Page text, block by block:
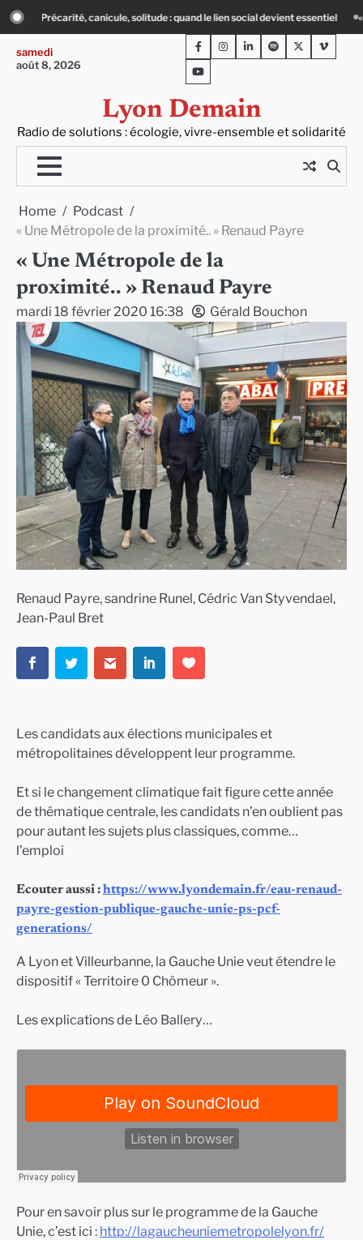
Skip
content
le lien social devient essentiel « Ça chauffe » : des acteurs du batiment
samedi
août 8, 2026
Lyon Demain
Radio de solutions : écologie, vivre-ensemble et solidarité
FacebookInstagram
LinkedInSpotifyTwitterViméo
Youtube
Home
Podcast
« Une Métropole de la proximité.. » Renaud Payre
« Une Métropole de la
proximité.. » Renaud Payre
mardi 18 février 2020 16:38 Gérald Bouchon
Renaud Payre, sandrine Runel, Cédric Van Styvendael,
Jean-Paul Bret
Les candidats aux élections municipales et
métropolitaines développent leur programme.
Et si le changement climatique fait figure cette année
de thématique centrale, les candidats n’en oublient pas
pour autant les sujets plus classiques, comme…
l’emploi
Ecouter aussi :https://www.lyondemain.fr/eau-renaud-
payre-gestion-publique-gauche-unie-ps-pcf-
generations/
A Lyon et Villeurbanne, la Gauche Unie veut étendre le
dispositif « Territoire 0 Chômeur ».
Les explications de Léo Ballery…
Pour en savoir plus sur le programme de la Gauche
Unie, c’est ici : http://lagaucheuniemetropolelyon.fr/